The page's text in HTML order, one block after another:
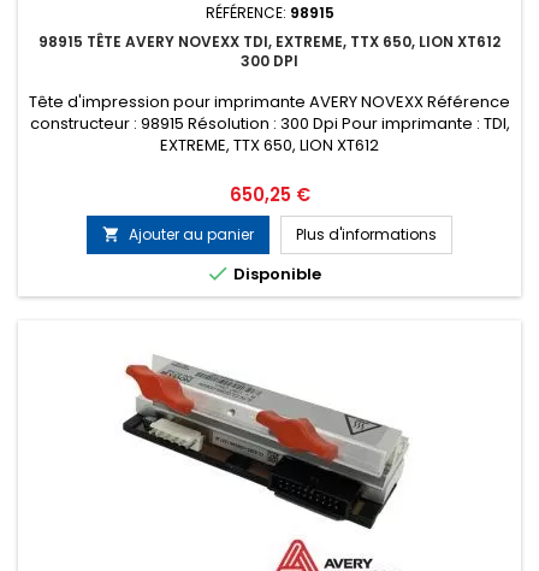
RÉFÉRENCE: 98915
98915 TÊTE AVERY NOVEXX TDI, EXTREME, TTX 650, LION XT612
300 DPI
Tête d'impression pour imprimante AVERY NOVEXX Référence
constructeur : 98915 Résolution : 300 Dpi Pour imprimante : TDI,
EXTREME, TTX 650, LION XT612
Prix
650,25 €
 Ajouter au panier Plus d'informations
 Disponible